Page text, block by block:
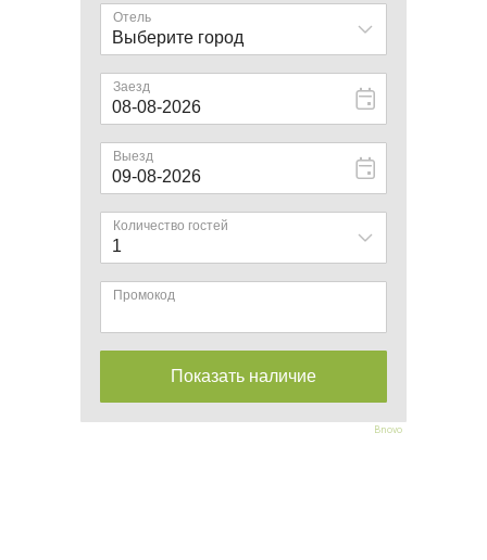
Bnovo